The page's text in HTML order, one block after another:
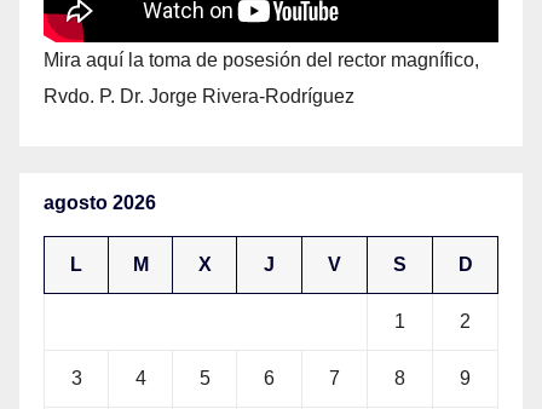
Mira aquí la toma de posesión del rector magnífico,
Rvdo. P. Dr. Jorge Rivera-Rodríguez
agosto 2026
L M X J V S D
1 2
3 4 5 6 7 8 9